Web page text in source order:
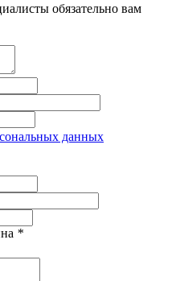
обязательно вам
данных
*